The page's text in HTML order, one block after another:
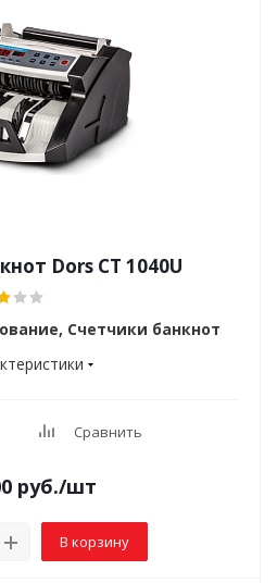
Dors CT 1040U
Счетчики банкнот
Сравнить
руб./шт
В корзину